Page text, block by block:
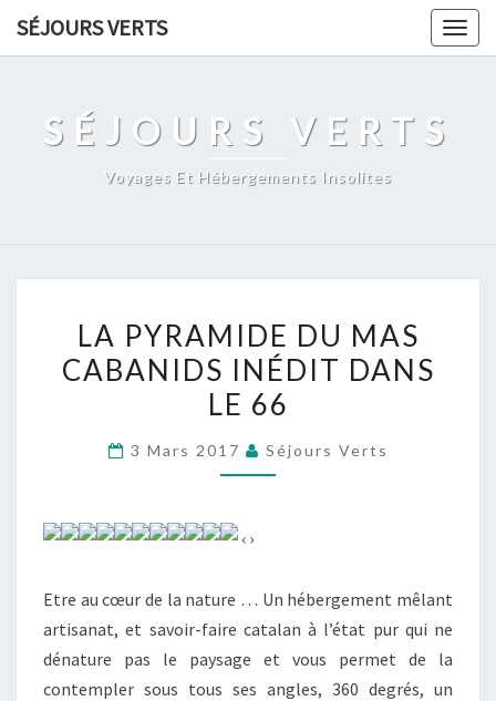
SÉJOURS VERTS
SÉJOURS VERTS
Voyages Et Hébergements Insolites
PYRAMIDE
DU
MAS
INÉDIT
66
LA PYRAMIDE DU MAS
CABANIDS INÉDIT DANS
LE 66
3 Mars 2017 Séjours Verts
‹ ›
Etre au cœur de la nature … Un hébergement mêlant
artisanat, et savoir-faire catalan à l’état pur qui ne
dénature pas le paysage et vous permet de la
contempler sous tous ses angles, 360 degrés, un